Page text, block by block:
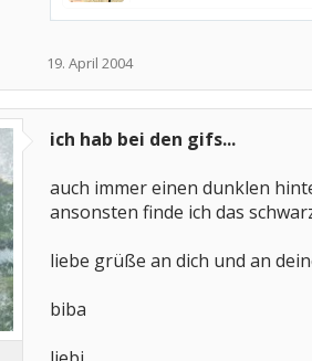
19. April 2004
ich hab bei den gifs...
auch immer einen dunklen
ansonsten finde ich das
liebe grüße an dich und an
biba